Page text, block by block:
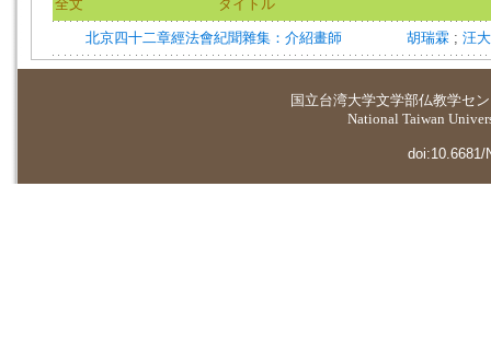
全文 タイトル
北京四十二章經法會紀聞雜集：介紹畫師 胡瑞霖 ; 汪
国立台湾大学文学部仏教学セ
National Taiwan
doi:10.6681/